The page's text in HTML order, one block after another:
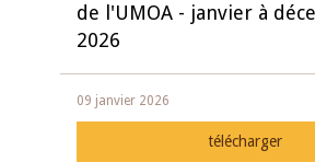
de l'UMOA - janvier à
2026
09 janvier 2026
télécharger